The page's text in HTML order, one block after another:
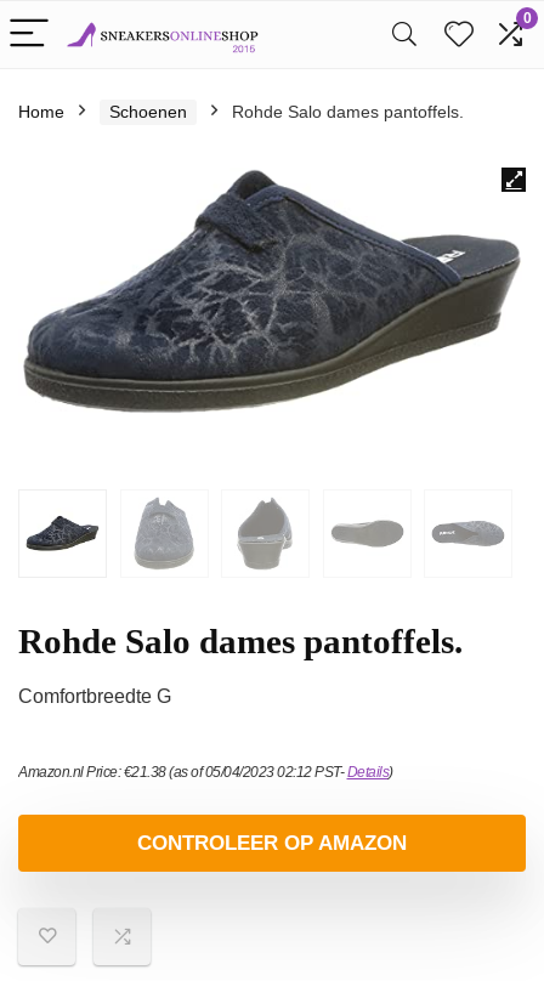
0
Home Schoenen Rohde Salo dames pantoffels.
Rohde Salo dames pantoffels.
Comfortbreedte G
Amazon.nl Price:€21.38(as of 05/04/2023 02:12 PST-Details)
CONTROLEER OP AMAZON